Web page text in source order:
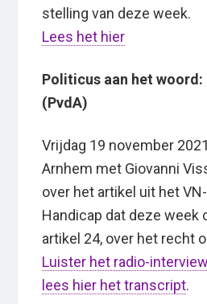
stelling van deze week.
Lees het hier
Politicus aan het woord:
(PvdA)
Vrijdag 19 november
Arnhem met Giovanni
over het artikel uit het
Handicap dat deze week
artikel 24, over het recht
Luister het radio-
lees hier het transcript.